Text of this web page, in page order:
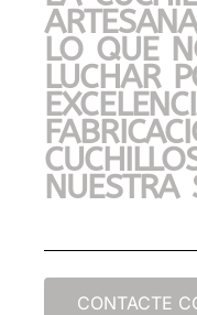
LO QUE
LUCHAR
NUESTRA
CONTACTE